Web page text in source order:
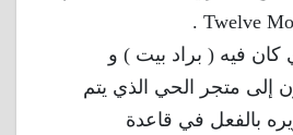
كان فيه ( براد بيت ) و
إلى متجر الحي الذي يتم
بالفعل في قاعدة